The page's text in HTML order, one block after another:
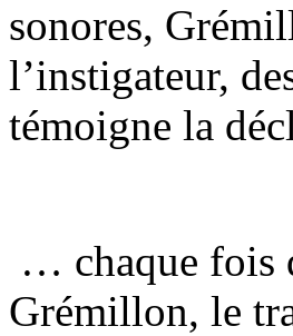
sonores,
l’instigateur,
témoigne la
… chaque fois
Grémillon, le